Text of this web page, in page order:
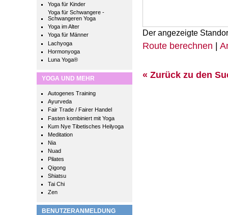
Yoga für Kinder
Yoga für Schwangere -
Schwangeren Yoga
Yoga im Alter
Yoga für Männer
Lachyoga
Hormonyoga
Luna Yoga®
YOGA UND MEHR
Autogenes Training
Ayurveda
Fair Trade / Fairer Handel
Fasten kombiniert mit Yoga
Kum Nye Tibetisches Heilyoga
Meditation
Nia
Nuad
Pilates
Qigong
Shiatsu
Tai Chi
Zen
BENUTZERANMELDUNG
Der angezeigte
Route berechnen |
« Zurück zu den